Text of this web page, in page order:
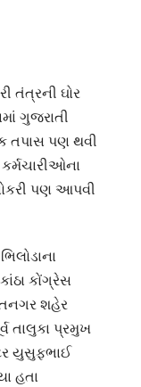
તંત્રની ઘોર
ગુજરાતી
તપાસ પણ થવી
પણ આપવી
કોંગ્રેસ
શહેર
તાલુકા પ્રમુખ
યુસુફભાઈ
હતા